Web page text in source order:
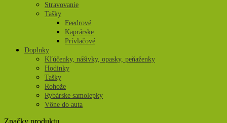
Stravovanie
Tašky
Feedrové
Kaprárske
Prívlačové
Doplnky
Kľúčenky, nášivky, opasky, peňaženky
Hodinky
Tašky
Rohože
Rybárske samolepky
Vône do auta
Značky produktu